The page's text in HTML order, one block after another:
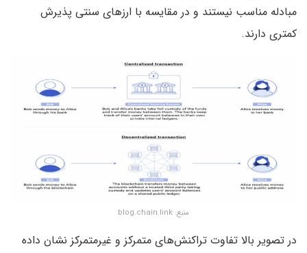
مبادله مناسب نیستند و در مقایسه با ارزهای سنتی پذیرش
کمتری دارند.
منبع: blog.chain.link
در تصویر بالا تفاوت تراکنش‌های متمرکز و غیرمتمرکز نشان داده